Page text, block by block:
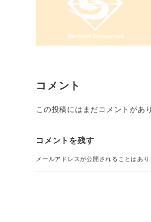
コメント
この投稿にはまだコメントがあ
コメントを残す
メールアドレスが公開されることはあり